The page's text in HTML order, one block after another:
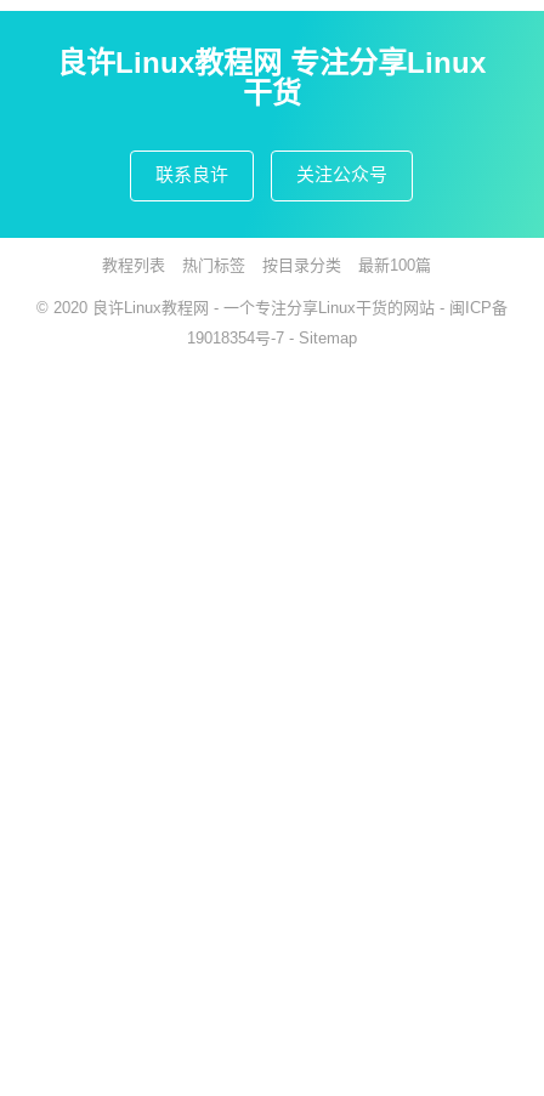
良许Linux教程网 专注分享Linux
干货
联系良许 关注公众号
教程列表 热门标签 按目录分类 最新100篇
© 2020 良许Linux教程网 - 一个专注分享Linux干货的网站 - 闽ICP备
19018354号-7 - Sitemap